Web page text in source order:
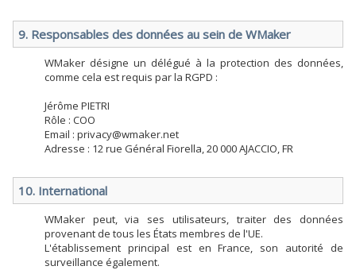
9. Responsables des données au sein de WMaker
WMaker désigne un délégué à la protection des données,
comme cela est requis par la RGPD :
Jérôme PIETRI
Rôle : COO
Email : privacy@wmaker.net
Adresse : 12 rue Général Fiorella, 20 000 AJACCIO, FR
10. International
WMaker peut, via ses utilisateurs, traiter des données
provenant de tous les États membres de l'UE.
L'établissement principal est en France, son autorité de
surveillance également.